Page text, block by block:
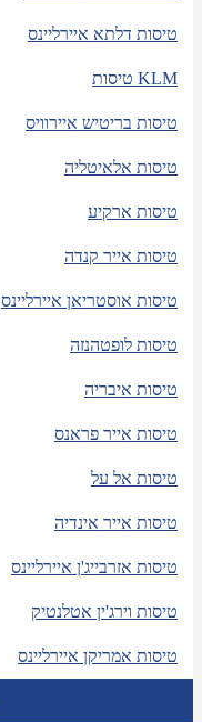
טיסות דלתא איירליינס
טיסות KLM
טיסות בריטיש איירוויס
טיסות אלאיטליה
טיסות ארקיע
טיסות אייר קנדה
טיסות אוסטריאן איירליינס
טיסות לופטהנזה
טיסות איבריה
טיסות אייר פראנס
טיסות אל על
טיסות אייר אינדיה
טיסות אזרבייג'ן איירליינס
טיסות וירג'ין אטלנטיק
טיסות אמריקן איירליינס